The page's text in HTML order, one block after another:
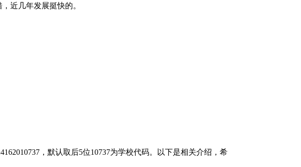
近几年发展挺快的。
，默认取后5位10737为学校代码。以下是相关介绍，希